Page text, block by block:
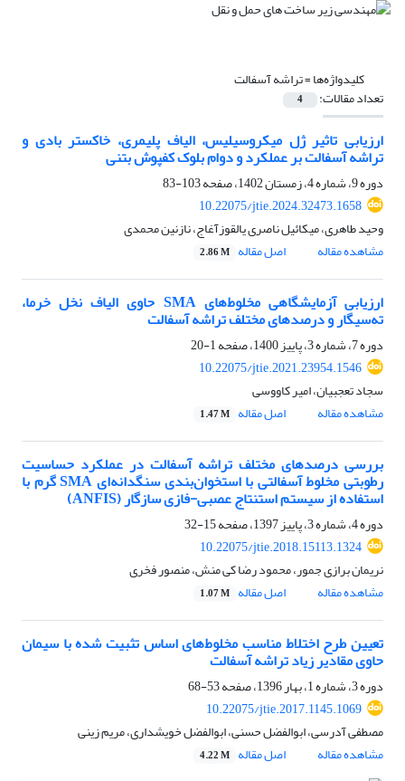
کلیدواژه‌ها =تراشه آسفالت
تعداد مقالات: 4
ارزیابی تاثیر ژل میکروسیلیس، الیاف پلیمری، خاکستر بادی و
تراشه آسفالت بر عملکرد و دوام بلوک کفپوش بتنی
دوره 9، شماره 4، زمستان 1402، صفحه
103-83
10.22075/jtie.2024.32473.1658
وحید طاهری، میکائیل ناصری یالقوزآغاج، نازنین محمدی
مشاهده مقاله
اصل مقاله 2.86 M
ارزیابی آزمایشگاهی مخلوط‌های SMA حاوی الیاف نخل خرما،
ته‌سیگار و درصد‌های مختلف تراشه آسفالت
دوره 7، شماره 3، پاییز 1400، صفحه
1-20
10.22075/jtie.2021.23954.1546
سجاد تعجبیان، امیر کاووسی
مشاهده مقاله
اصل مقاله 1.47 M
بررسی درصدهای مختلف تراشه آسفالت در عملکرد حساسیت
رطوبتی مخلوط آسفالتی با استخوان‌بندی سنگدانه‌ای SMA گرم با
استفاده از سیستم استنتاج عصبی-فازی سازگار (ANFIS)
دوره 4، شماره 3، پاییز 1397، صفحه
15-32
10.22075/jtie.2018.15113.1324
نریمان برازی جمور، محمود رضا کی منش، منصور فخری
مشاهده مقاله
اصل مقاله 1.07 M
تعیین طرح اختلاط مناسب مخلوط‌های اساس تثبیت شده با سیمان
حاوی مقادیر زیاد تراشه آسفالت
دوره 3، شماره 1، بهار 1396، صفحه
53-68
10.22075/jtie.2017.1145.1069
مصطفی آدرسی، ابوالفضل حسنی، ابوالفضل خویشداری، مریم زینی
مشاهده مقاله
اصل مقاله 4.22 M